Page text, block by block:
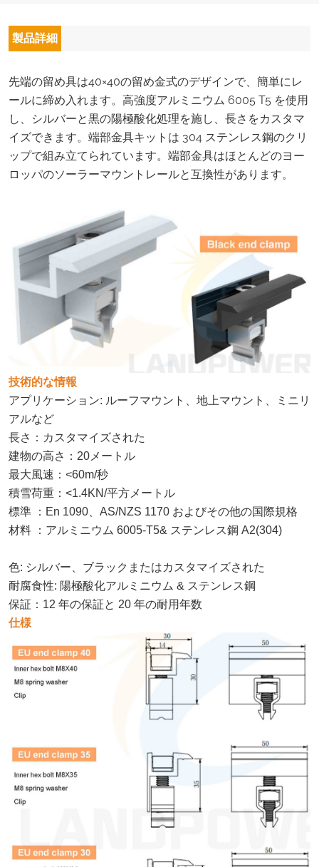
製品詳細
先端の留め具は40×40の留め金式のデザインで、簡単にレ
ールに締め入れます。 高強度アルミニウム 6005 T5 を使用
し、シルバーと黒の陽極酸化処理を施し、長さをカスタマ
イズできます。端部金具キットは 304 ステンレス鋼のクリ
ップで組み立てられています。端部金具はほとんどのヨー
ロッパのソーラーマウントレールと互換性があります。
技術的な情報
アプリケーション: ルーフマウント、地上マウント、ミニリ
アルなど
長さ ： カスタマイズされた
建物の高さ ： 20メートル
最大風速 ： <60m/秒
積雪荷重 ： <1.4KN/平方メートル
標準
： En 1090、AS/NZS 1170 およびその他の国際規格
材料
： アルミニウム 6005-T5& ステンレス鋼 A2(304)
色: シルバー、ブラックまたはカスタマイズされた
耐腐食性: 陽極酸化アルミニウム & ステンレス鋼
保証 ： 12 年の保証と 20 年の耐用年数
仕様